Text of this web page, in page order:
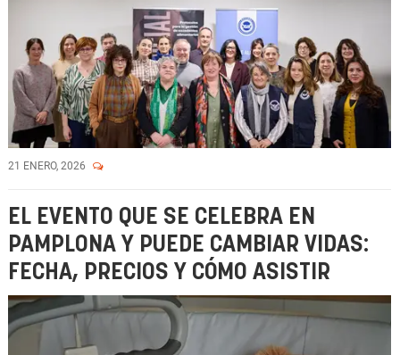
21 ENERO, 2026
EL EVENTO QUE SE CELEBRA EN
PAMPLONA Y PUEDE CAMBIAR VIDAS:
FECHA, PRECIOS Y CÓMO ASISTIR